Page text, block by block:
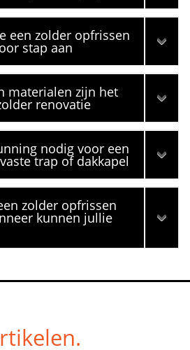
een zolder opfrissen
stap aan
materialen zijn het
renovatie
nodig voor een
trap of dakkapel
zolder opfrissen
kunnen jullie